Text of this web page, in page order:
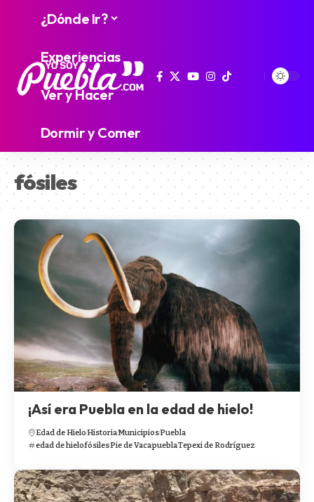
¿Dónde Ir?
Experiencias
Ver y Hacer
Dormir y Comer
fósiles
¡Así era Puebla en la edad de hielo!
Edad de HieloHistoriaMunicipiosPuebla
edad de hielofósilesPie de VacapueblaTepexi de Rodríguez